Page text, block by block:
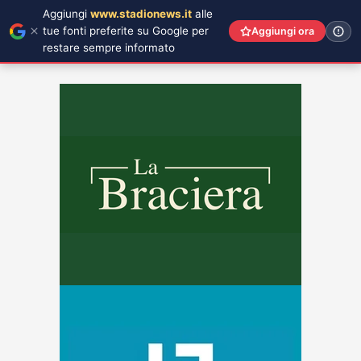
Aggiungi www.stadionews.it alle
tue fonti preferite su Google per
restare sempre informato
Aggiungi ora